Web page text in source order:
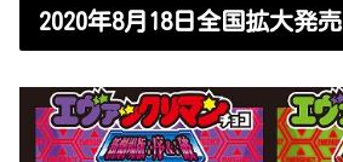
2020年8月18日全国拡大発売